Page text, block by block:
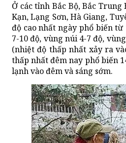
Ở các tỉnh Bắc Bộ, Bắc
Kạn, Lạng Sơn, Hà Giang,
độ cao nhất ngày phổ biến
7-10 độ, vùng núi 4-7 độ,
(nhiệt độ thấp nhất xảy ra
thấp nhất đêm nay phổ biến
lạnh vào đêm và sáng sớm.